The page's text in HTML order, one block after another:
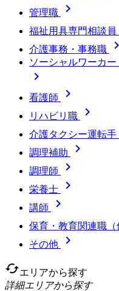
管理職 
福祉用具専門相談員
介護事務・事務職 
ソーシャルワーカー

看護師 
リハビリ職 
介護タクシー運転手
調理補助 
調理師 
栄養士 
講師 
保育・教育関連職
その他

cachedエリアから探す
詳細エリアから探す